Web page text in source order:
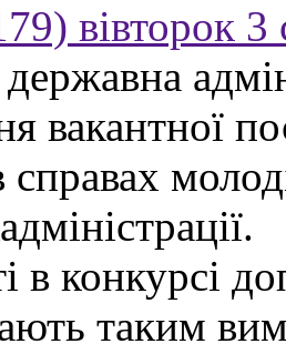
вівторок 3
вакантної
справах
в конкурсі
таким